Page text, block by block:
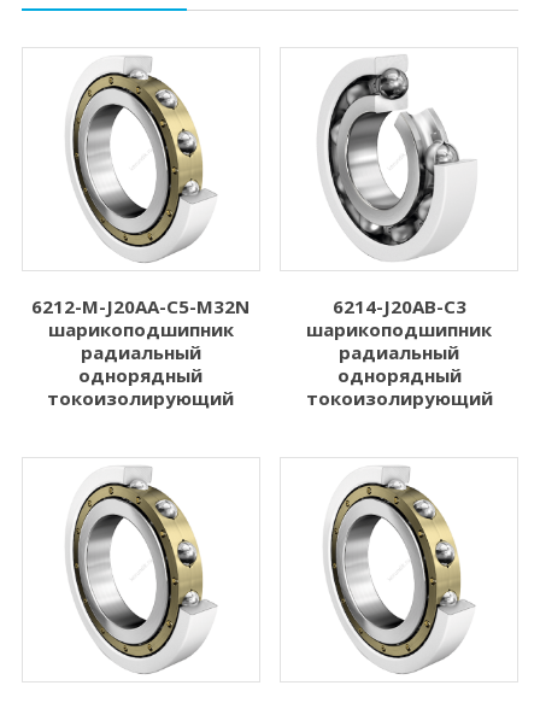
6212-M-J20AA-C5-M32N
шарикоподшипник
радиальный
однорядный
токоизолирующий
6214-J20AB-C3
шарикоподшипник
радиальный
однорядный
токоизолирующий